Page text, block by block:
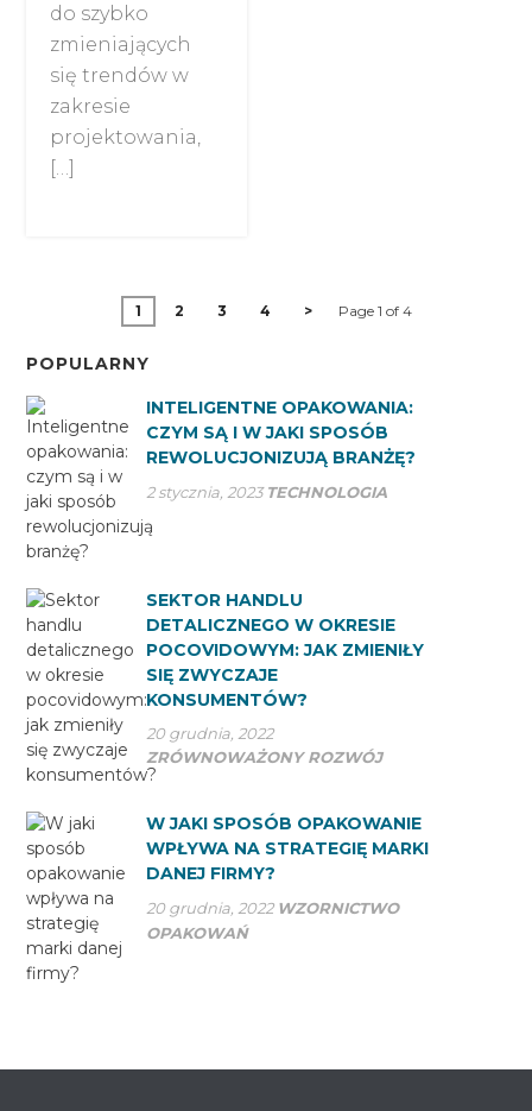
do szybko
zmieniających
się trendów w
zakresie
projektowania,
[…]
1 2 3 4 > Page 1 of 4
POPULARNY
INTELIGENTNE OPAKOWANIA:
CZYM SĄ I W JAKI SPOSÓB
REWOLUCJONIZUJĄ BRANŻĘ?
2 stycznia, 2023 TECHNOLOGIA
SEKTOR HANDLU
DETALICZNEGO W OKRESIE
POCOVIDOWYM: JAK ZMIENIŁY
SIĘ ZWYCZAJE
KONSUMENTÓW?
20 grudnia, 2022
ZRÓWNOWAŻONY ROZWÓJ
W JAKI SPOSÓB OPAKOWANIE
WPŁYWA NA STRATEGIĘ MARKI
DANEJ FIRMY?
20 grudnia, 2022 WZORNICTWO
OPAKOWAŃ